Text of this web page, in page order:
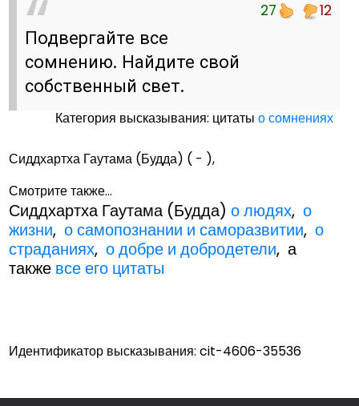
27 12
Подвергайте все
сомнению. Найдите свой
собственный свет.
Категория высказывания: цитатыо сомнениях
Сиддхартха Гаутама (Будда) ( - ),
Смотрите также...
Сиддхартха Гаутама (Будда)о людях,о
жизни,о самопознании и саморазвитии,о
страданиях,о добре и добродетели, а
также все его цитаты
Идентификатор высказывания: cit-4606-35536